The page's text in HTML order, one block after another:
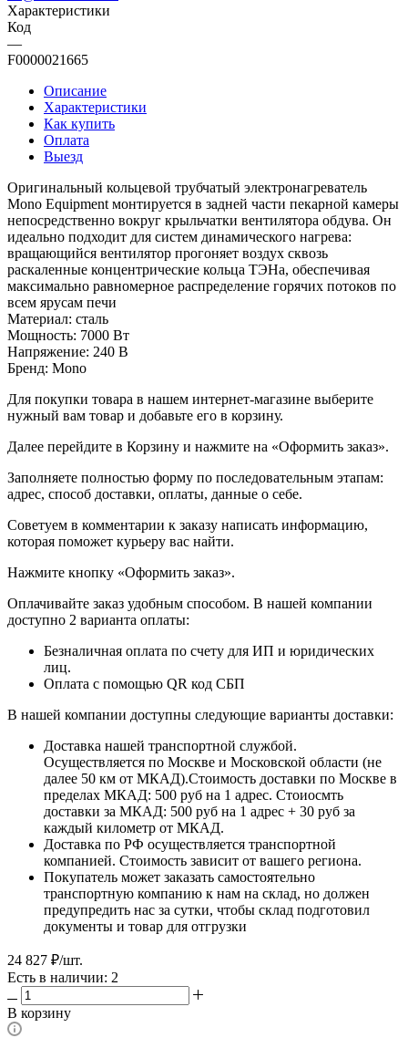
Характеристики
Код
—
F0000021665
Описание
Характеристики
Как купить
Оплата
Выезд
Оригинальный кольцевой трубчатый электронагреватель
Mono Equipment монтируется в задней части пекарной камеры
непосредственно вокруг крыльчатки вентилятора обдува. Он
идеально подходит для систем динамического нагрева:
вращающийся вентилятор прогоняет воздух сквозь
раскаленные концентрические кольца ТЭНа, обеспечивая
максимально равномерное распределение горячих потоков по
всем ярусам печи
Материал: сталь
Мощность: 7000 Вт
Напряжение: 240 В
Бренд: Mono
Для покупки товара в нашем интернет-магазине выберите
нужный вам товар и добавьте его в корзину.
Далее перейдите в Корзину и нажмите на «Оформить заказ».
​​​​​​​Заполняете полностью форму по последовательным этапам:
адрес, способ доставки, оплаты, данные о себе.
​​​​​​​Советуем в комментарии к заказу написать информацию,
которая поможет курьеру вас найти.
​​​​​​​Нажмите кнопку «Оформить заказ».
Оплачивайте заказ удобным способом. В нашей компании
доступно 2 варианта оплаты:
Безналичная оплата по счету для ИП и юридических
лиц.
Оплата с помощью QR код СБП
В нашей компании доступны следующие варианты доставки:
Доставка нашей транспортной службой.
Осуществляется по Москве и Московской области (не
далее 50 км от МКАД).Стоимость доставки по Москве в
пределах МКАД: 500 руб на 1 адрес. Стоиосмть
доставки за МКАД: 500 руб на 1 адрес + 30 руб за
каждый километр от МКАД.
Доставка по РФ осуществляется транспортной
компанией. Стоимость зависит от вашего региона.
Покупатель может заказать самостоятельно
транспортную компанию к нам на склад, но должен
предупредить нас за сутки, чтобы склад подготовил
документы и товар для отгрузки
24 827 ₽/шт.
Есть в наличии: 2
В корзину